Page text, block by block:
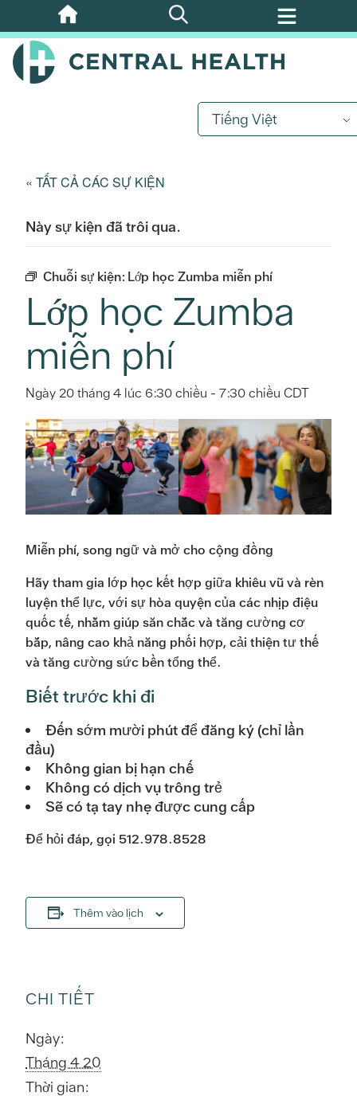
Bỏ
qua
nội
Tiếng Việt
« TẤT CẢ CÁC SỰ KIỆN
Này sự kiện đã trôi qua.
Chuỗi sự kiện: Lớp học Zumba miễn phí
Lớp học Zumba
miễn phí
Ngày 20 tháng 4 lúc 6:30 chiều - 7:30 chiều CDT
Miễn phí, song ngữ và mở cho cộng đồng
Hãy tham gia lớp học kết hợp giữa khiêu vũ và rèn
luyện thể lực, với sự hòa quyện của các nhịp điệu
quốc tế, nhằm giúp săn chắc và tăng cường cơ
bắp, nâng cao khả năng phối hợp, cải thiện tư thế
và tăng cường sức bền tổng thể.
Biết trước khi đi
Đến sớm mười phút để đăng ký (chỉ lần
đầu)
Không gian bị hạn chế
Không có dịch vụ trông trẻ
Sẽ có tạ tay nhẹ được cung cấp
Để hỏi đáp, gọi 512.978.8528
Thêm vào lịch
CHI TIẾT
Ngày:
Tháng 4 20
Thời gian: